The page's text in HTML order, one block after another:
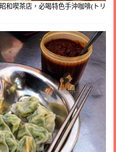
和喫茶店，必喝特色手沖咖啡(トリ